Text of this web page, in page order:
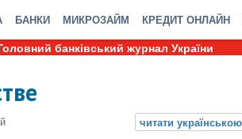
БАНКИ МИКРОЗАЙМ КРЕДИТ ОНЛАЙН
банківський журнал України